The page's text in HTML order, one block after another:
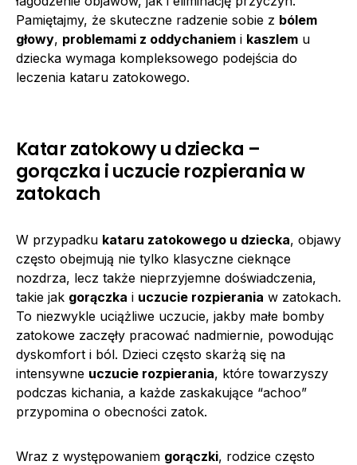
Pamiętajmy, że skuteczne radzenie sobie z bólem
głowy, problemami z oddychaniem i kaszlem u
dziecka wymaga kompleksowego podejścia do
leczenia kataru zatokowego.
Katar zatokowy u dziecka –
gorączka i uczucie rozpierania w
zatokach
W przypadku kataru zatokowego u dziecka, objawy
często obejmują nie tylko klasyczne cieknące
nozdrza, lecz także nieprzyjemne doświadczenia,
takie jak gorączka i uczucie rozpierania w zatokach.
To niezwykle uciążliwe uczucie, jakby małe bomby
zatokowe zaczęły pracować nadmiernie, powodując
dyskomfort i ból. Dzieci często skarżą się na
intensywne uczucie rozpierania, które towarzyszy
podczas kichania, a każde zaskakujące “achoo”
przypomina o obecności zatok.
Wraz z występowaniem gorączki, rodzice często